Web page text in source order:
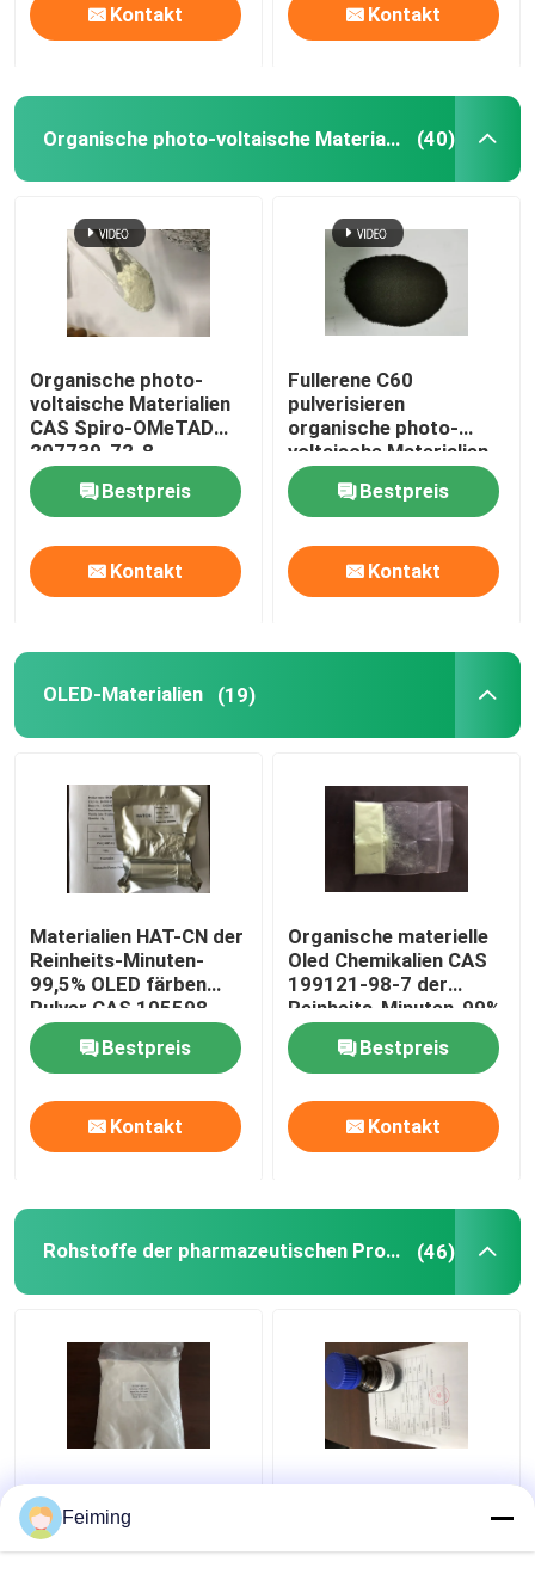
Kontakt Kontakt
Organische photo-voltaische Materialien (40)
Organische photo-
voltaische Materialien
CAS Spiro-OMeTAD
207739-72-8
C81H68N4O8
Bestpreis
Kontakt
Fullerene C60
pulverisieren
organische photo-
voltaische Materialien
CAS 99685-96-8
Bestpreis
Kontakt
OLED-Materialien (19)
Materialien HAT-CN der
Reinheits-Minuten-
99,5% OLED färben
Pulver CAS 105598-
27-4 gelb
Bestpreis
Kontakt
Organische materielle
Oled Chemikalien CAS
199121-98-7 der
Reinheits-Minuten-99%
DNTPD Oled
Bestpreis
Kontakt
Rohstoffe der pharmazeutischen Produkte (46)
CAS 51805-45-9 TCEP
Phosphin-Hydrochlorid
HCL Tris (2-
Feiming